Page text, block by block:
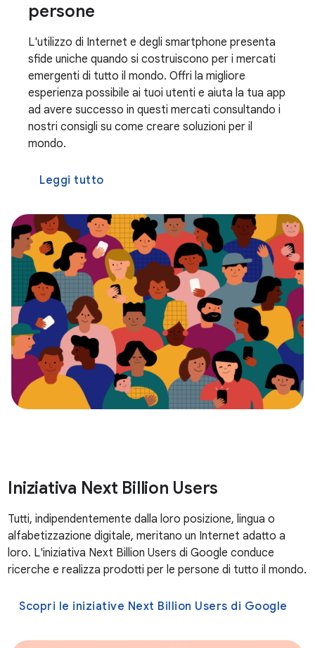
persone
L'utilizzo di Internet e degli smartphone presenta
sfide uniche quando si costruiscono per i mercati
emergenti di tutto il mondo. Offri la migliore
esperienza possibile ai tuoi utenti e aiuta la tua app
ad avere successo in questi mercati consultando i
nostri consigli su come creare soluzioni per il
mondo.
Leggi tutto
Iniziativa Next Billion Users
Tutti, indipendentemente dalla loro posizione, lingua o
alfabetizzazione digitale, meritano un Internet adatto a
loro. L'iniziativa Next Billion Users di Google conduce
ricerche e realizza prodotti per le persone di tutto il mondo.
Scopri le iniziative Next Billion Users di Google